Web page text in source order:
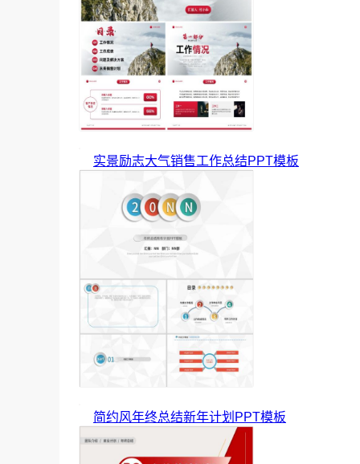
实景励志大气销售工作总结PPT模板
简约风年终总结新年计划PPT模板